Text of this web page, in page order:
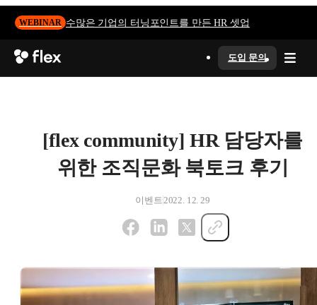
WEBINAR 수많은 기업의 터닝포인트를 만든 HR 셋업
도입 문의
[flex community] HR 담당자를
위한 조직문화 북토크 후기
이벤트 2022. 12. 29